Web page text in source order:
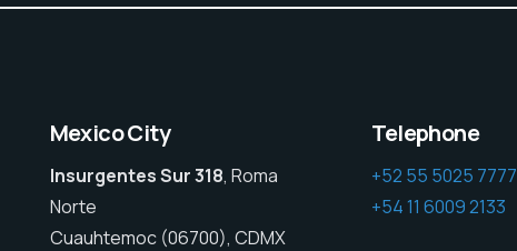
Mexico City
Insurgentes Sur 318, Roma
Norte
Cuauhtemoc (06700), CDMX
Telephone
+52 55 5025 7777
+54 11 6009 2133